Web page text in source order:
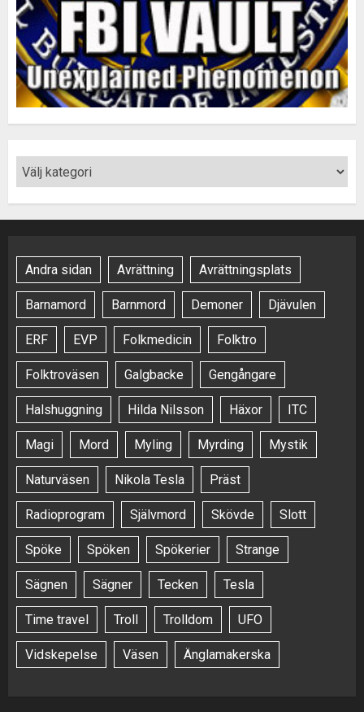
Andra sidan Avrättning Avrättningsplats
Barnamord Barnmord Demoner Djävulen
ERF EVP Folkmedicin Folktro
Folktroväsen Galgbacke Gengångare
Halshuggning Hilda Nilsson Häxor ITC
Magi Mord Myling Myrding Mystik
Naturväsen Nikola Tesla Präst
Radioprogram Självmord Skövde Slott
Spöke Spöken Spökerier Strange
Sägnen Sägner Tecken Tesla
Time travel Troll Trolldom UFO
Vidskepelse Väsen Änglamakerska